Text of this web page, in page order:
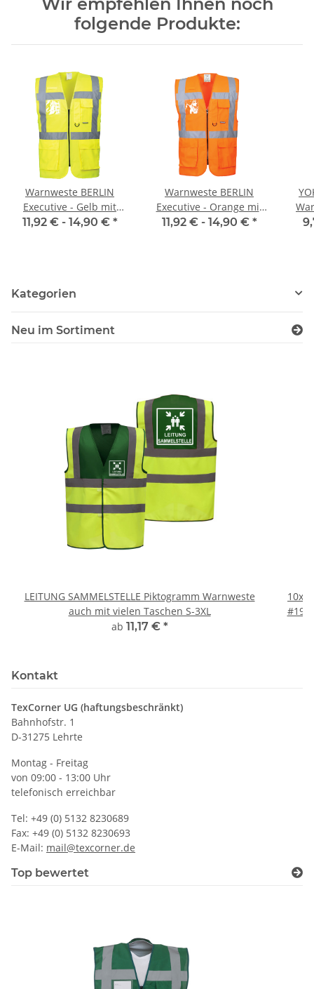
folgende Produkte:
Warnweste BERLIN
Executive - Gelb mit
vielen Taschen und
11,92 € - 14,90 € *
Warnweste BERLIN
Executive - Orange mit
vielen Taschen und
11,92 € - 14,90 € *
Kategorien
Neu im Sortiment
LEITUNG SAMMELSTELLE Piktogramm Warnweste
auch mit vielen Taschen S-3XL
ab 11,17 € *
10x
#190
Kontakt
TexCorner UG (haftungsbeschränkt)
Bahnhofstr. 1
D-31275 Lehrte
Montag - Freitag
von 09:00 - 13:00 Uhr
telefonisch erreichbar
Tel: +49 (0) 5132 8230689
Fax: +49 (0) 5132 8230693
E-Mail: mail@texcorner.de
Top bewertet